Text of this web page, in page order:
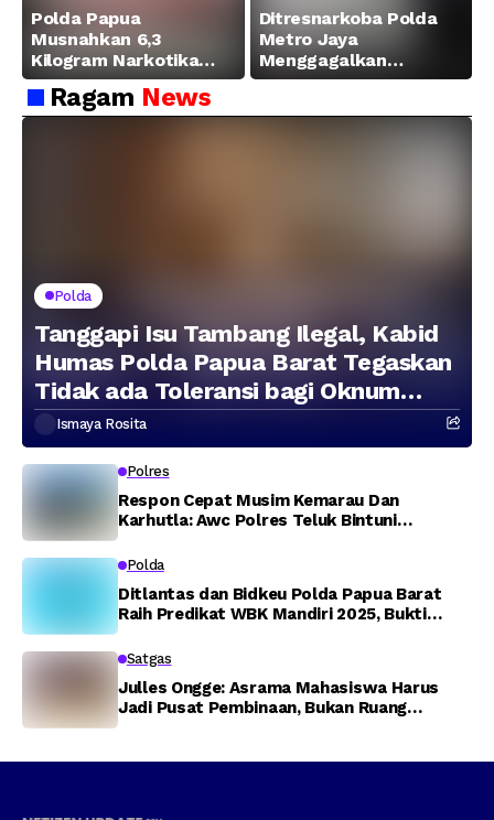
Polda Papua
Musnahkan 6,3
Kilogram Narkotika
Hasil Pengungkapan
Jaringan Lintas
Wilayah Februari 2026
Ditresnarkoba Polda
Metro Jaya
Menggagalkan
Peredaran Sabu 5,3 Kg
Ragam News
Polda
Tanggapi Isu Tambang Ilegal, Kabid
Humas Polda Papua Barat Tegaskan
Tidak ada Toleransi bagi Oknum
Anggota
Ismaya Rosita
Polres
Respon Cepat Musim Kemarau Dan
Karhutla: Awc Polres Teluk Bintuni
Tuasai
Polda
Ditlantas dan Bidkeu Polda Papua Barat
Raih Predikat WBK Mandiri 2025, Bukti
Berintegritas
Satgas
Julles Ongge: Asrama Mahasiswa Harus
Jadi Pusat Pembinaan, Bukan Ruang